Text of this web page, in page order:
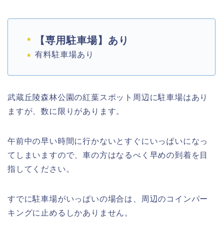
【専用駐車場】あり
有料駐車場あり
武蔵丘陵森林公園の紅葉スポット周辺に駐車場はあり
ますが、数に限りがあります。
午前中の早い時間に行かないとすぐにいっぱいになっ
てしまいますので、車の方はなるべく早めの到着を目
指してください。
すでに駐車場がいっぱいの場合は、周辺のコインパー
キングに止めるしかありません。